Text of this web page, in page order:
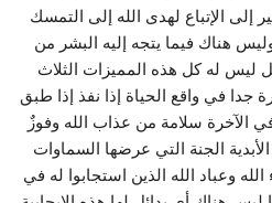
إلى الإتباع لهدى الله إلى التمسك
هناك فيما يتجه إليه البشر من
ليس له كل هذه المميزات الثلاث
جدا في واقع الحياة إذا نفذ إذا طبق
في الآخرة سلامة من عذاب الله وفوزٌ
الجنة التي عرضها السماوات
وعباد الله الذين استجابوا له في